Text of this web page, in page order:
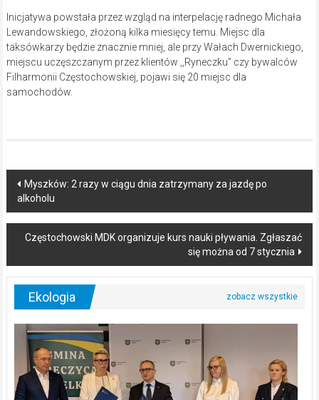
Inicjatywa powstała przez wzgląd na interpelację radnego Michała
Lewandowskiego, złożoną kilka miesięcy temu. Miejsc dla
taksówkarzy będzie znacznie mniej, ale przy Wałach Dwernickiego,
miejscu uczęszczanym przez klientów ,,Ryneczku” czy bywalców
Filharmonii Częstochowskiej, pojawi się 20 miejsc dla
samochodów.
Post
navigation
Myszków: 2 razy w ciągu dnia zatrzymany za jazdę po
alkoholu
Częstochowski MDK organizuje kurs nauki pływania. Zgłaszać
się można od 7 stycznia
Ekologia